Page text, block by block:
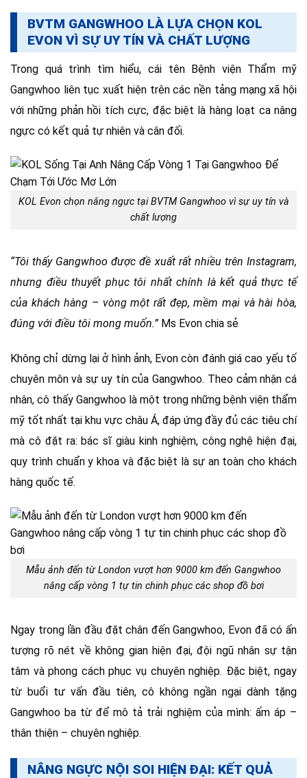
BVTM GANGWHOO LÀ LỰA CHỌN KOL
EVON VÌ SỰ UY TÍN VÀ CHẤT LƯỢNG
Trong quá trình tìm hiểu, cái tên Bệnh viện Thẩm mỹ
Gangwhoo liên tục xuất hiện trên các nền tảng mạng xã hội
với những phản hồi tích cực, đặc biệt là hàng loạt ca nâng
ngực có kết quả tự nhiên và cân đối.
KOL Evon chọn nâng ngực tại BVTM Gangwhoo vì sự uy tín và
chất lượng
“Tôi thấy Gangwhoo được đề xuất rất nhiều trên Instagram,
nhưng điều thuyết phục tôi nhất chính là kết quả thực tế
của khách hàng – vòng một rất đẹp, mềm mại và hài hòa,
đúng với điều tôi mong muốn.” Ms Evon chia sẻ
Không chỉ dừng lại ở hình ảnh, Evon còn đánh giá cao yếu tố
chuyên môn và sự uy tín của Gangwhoo. Theo cảm nhận cá
nhân, cô thấy Gangwhoo là một trong những bệnh viện thẩm
mỹ tốt nhất tại khu vực châu Á, đáp ứng đầy đủ các tiêu chí
mà cô đặt ra: bác sĩ giàu kinh nghiệm, công nghệ hiện đại,
quy trình chuẩn y khoa và đặc biệt là sự an toàn cho khách
hàng quốc tế.
Mẫu ảnh đến từ London vượt hơn 9000 km đến Gangwhoo
nâng cấp vòng 1 tự tin chinh phục các shop đồ bơi
Ngay trong lần đầu đặt chân đến Gangwhoo, Evon đã có ấn
tượng rõ nét về không gian hiện đại, đội ngũ nhân sự tận
tâm và phong cách phục vụ chuyên nghiệp. Đặc biệt, ngay
từ buổi tư vấn đầu tiên, cô không ngần ngại dành tặng
Gangwhoo ba từ để mô tả trải nghiệm của mình: ấm áp –
thân thiện – chuyên nghiệp.
NÂNG NGỰC NỘI SOI HIỆN ĐẠI: KẾT QUẢ